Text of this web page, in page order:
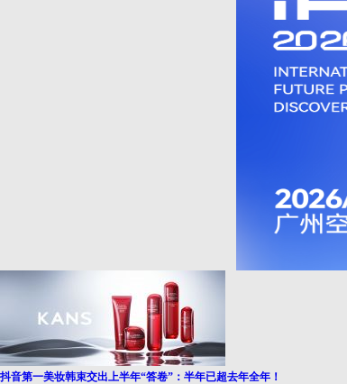
抖音第一美妆韩束交出上半年“答卷”：半年已超去年全年！